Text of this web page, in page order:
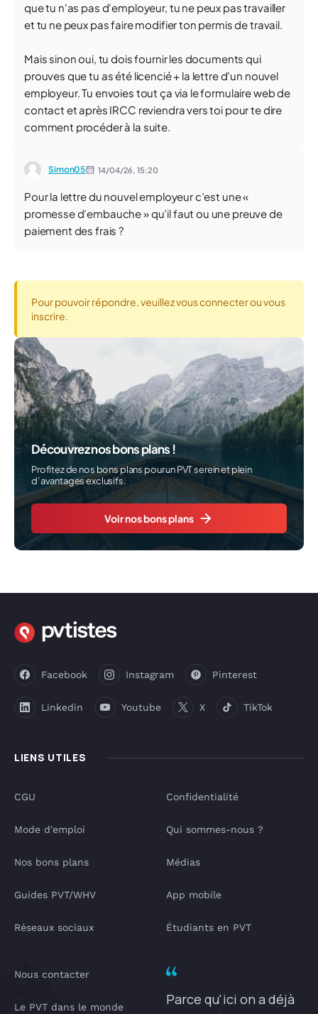
que tu n'as pas d'employeur, tu ne peux pas travailler
et tu ne peux pas faire modifier ton permis de travail.
Mais sinon oui, tu dois fournir les documents qui
prouves que tu as été licencié + la lettre d'un nouvel
employeur. Tu envoies tout ça via le formulaire web de
contact et après IRCC reviendra vers toi pour te dire
comment procéder à la suite.
Simon05 14/04/26,15:20
Pour la lettre du nouvel employeur c’est une «
promesse d’embauche » qu’il faut ou une preuve de
paiement des frais ?
Pour pouvoir répondre, veuillez vous connecter ou vous
inscrire.
Découvrez nos bons plans !
Profitez de nos bons plans pour un PVT serein et plein
d’avantages exclusifs.
Voir nos bons plans
LIENS UTILES
Facebook Instagram Pinterest
Linkedin Youtube X TikTok
CGU
Mode d'emploi
Nos bons plans
Guides PVT/WHV
Réseaux sociaux
Confidentialité
Qui sommes-nous ?
Médias
App mobile
Étudiants en PVT
Nous contacter
Le PVT dans le monde
Parce qu'ici on a déjà